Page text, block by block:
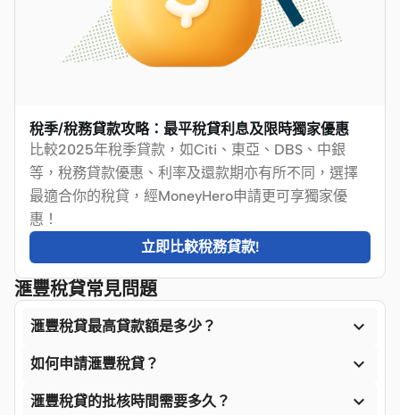
稅季/稅務貸款攻略：最平稅貸利息及限時獨家優惠
比較2025年稅季貸款，如Citi、東亞、DBS、中銀
等，稅務貸款優惠、利率及還款期亦有所不同，選擇
最適合你的稅貸，經MoneyHero申請更可享獨家優
惠！
立即比較稅務貸款!
滙豐稅貸常見問題
滙豐稅貸最高貸款額是多少？ 
如何申請滙豐稅貸？ 
滙豐稅貸的批核時間需要多久？ 